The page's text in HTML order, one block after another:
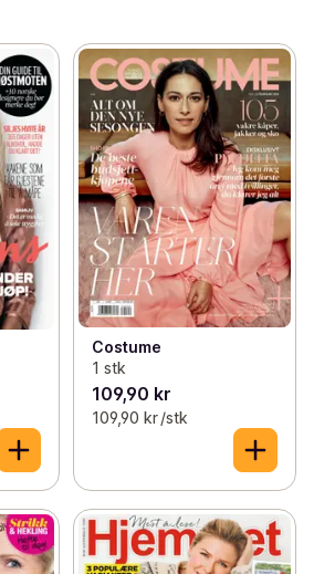
Costume
1 stk
109,90 kr
109,90 kr /stk